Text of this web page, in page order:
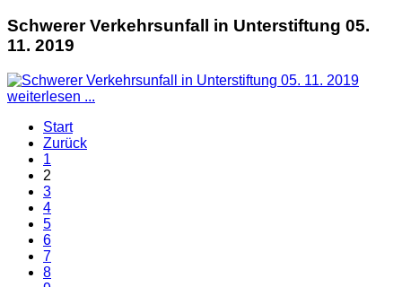
Schwerer Verkehrsunfall in Unterstiftung 05.
11. 2019
weiterlesen ...
Start
Zurück
1
2
3
4
5
6
7
8